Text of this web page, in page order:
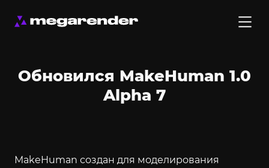
Обновился MakeHuman 1.0
Alpha 7
MakeHuman создан для моделирования